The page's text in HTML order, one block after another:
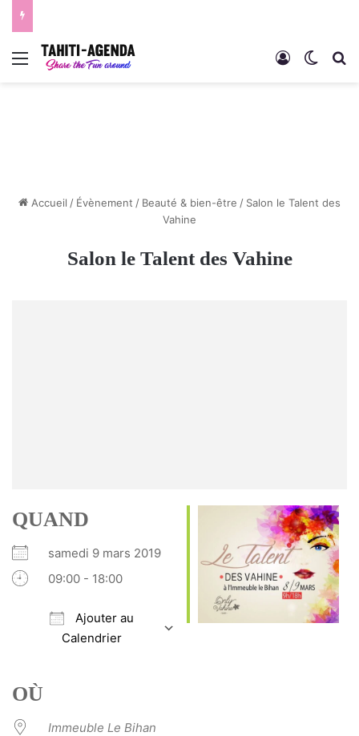
Menu Connexion
Accueil / Évènement / Beauté & bien-être / Salon le Talent des
Vahine
Salon le Talent des Vahine
QUAND
samedi 9 mars 2019
09:00 - 18:00
Ajouter au
Calendrier
OÙ
Immeuble Le Bihan